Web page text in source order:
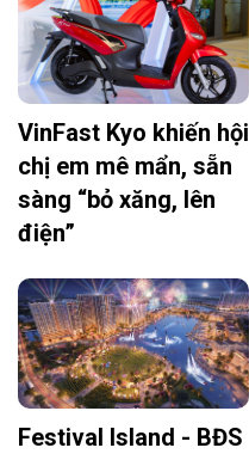
VinFast Kyo khiến hội
chị em mê mẩn, sẵn
sàng “bỏ xăng, lên
điện”
Festival Island - BĐS